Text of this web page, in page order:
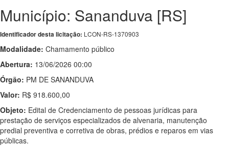
Município: Sananduva [RS]
Identificador desta licitação: LCON-RS-1370903
Modalidade: Chamamento público
Abertura: 13/06/2026 00:00
Órgão: PM DE SANANDUVA
Valor: R$ 918.600,00
Objeto: Edital de Credenciamento de pessoas jurídicas para
prestação de serviços especializados de alvenaria, manutenção
predial preventiva e corretiva de obras, prédios e reparos em vias
públicas.